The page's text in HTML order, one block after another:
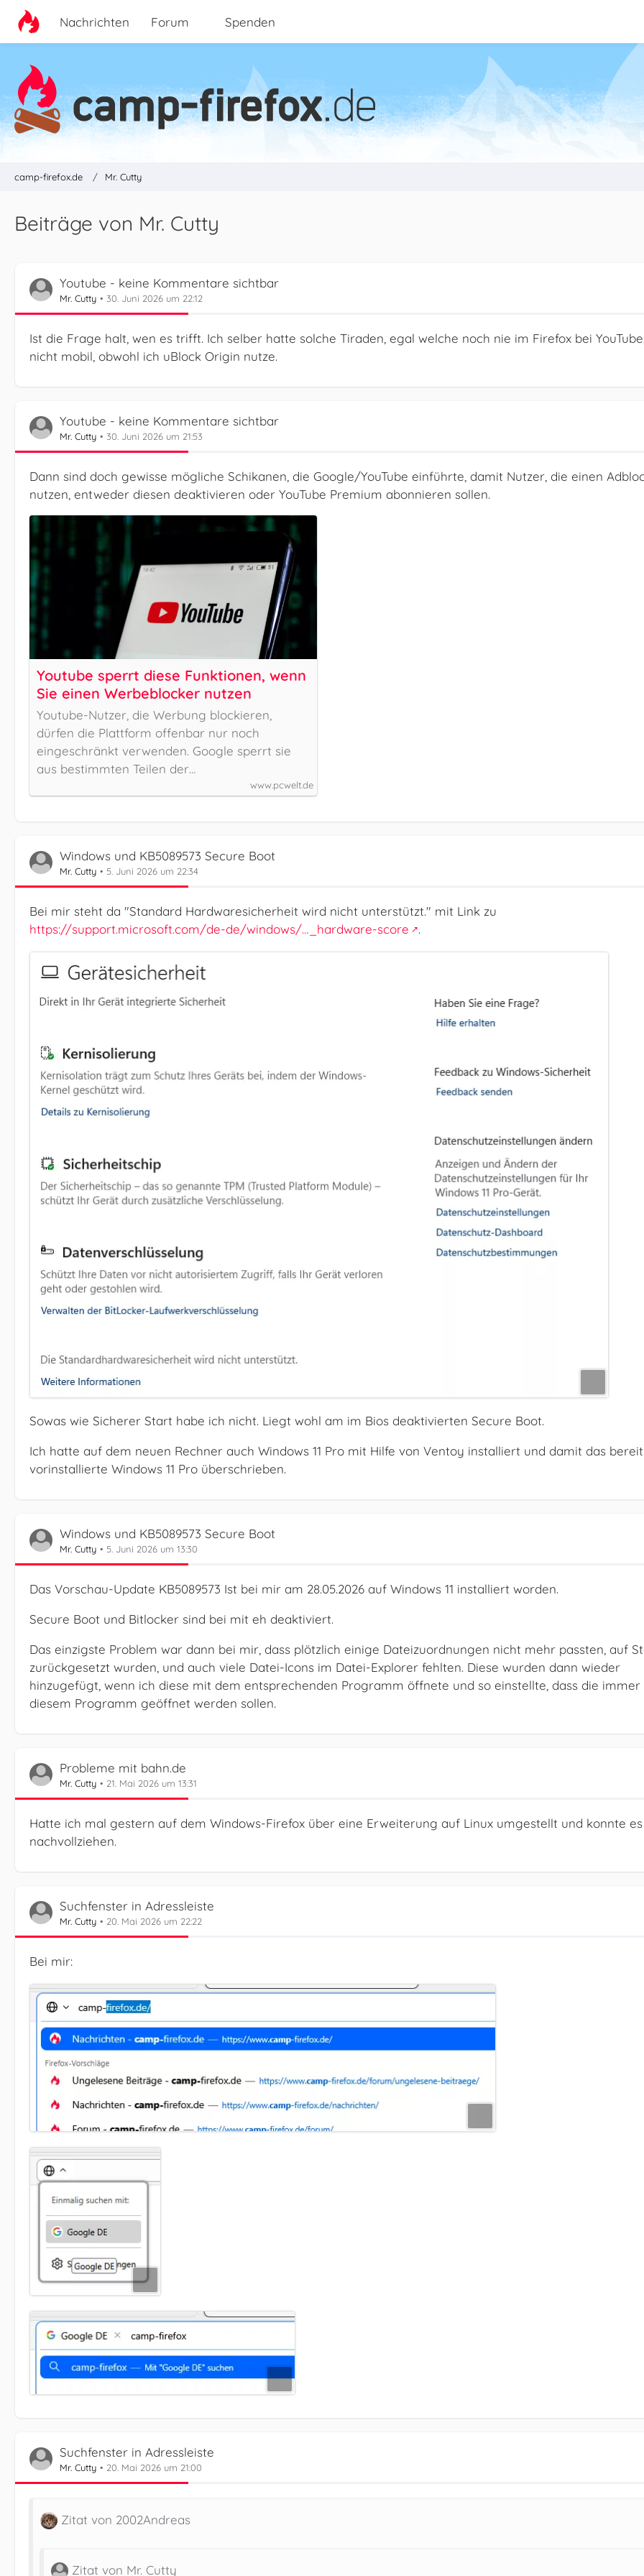
Nachrichten Forum Spenden
camp-firefox.de Mr. Cutty
Beiträge von Mr. Cutty
Youtube - keine Kommentare sichtbar
Mr. Cutty 30. Juni 2026 um 22:12
Ist die Frage halt, wen es trifft. Ich selber hatte solche Tiraden, egal welche noch nie im Firefox bei
nicht mobil, obwohl ich uBlock Origin nutze.
Youtube - keine Kommentare sichtbar
Mr. Cutty 30. Juni 2026 um 21:53
Dann sind doch gewisse mögliche Schikanen, die Google/YouTube einführte, damit Nutzer, die einen
nutzen, entweder diesen deaktivieren oder YouTube Premium abonnieren sollen.
Youtube sperrt diese Funktionen, wenn
Sie einen Werbeblocker nutzen
Youtube-Nutzer, die Werbung blockieren,
dürfen die Plattform offenbar nur noch
eingeschränkt verwenden. Google sperrt sie
aus bestimmten Teilen der…
www.pcwelt.de
Windows und KB5089573 Secure Boot
Mr. Cutty 5. Juni 2026 um 22:34
Bei mir steht da "Standard Hardwaresicherheit wird nicht unterstützt." mit Link zu
https://support.microsoft.com/de-de/windows/…_hardware-score
.
Sowas wie Sicherer Start habe ich nicht. Liegt wohl am im Bios deaktivierten Secure Boot.
Ich hatte auf dem neuen Rechner auch Windows 11 Pro mit Hilfe von Ventoy installiert und damit das
vorinstallierte Windows 11 Pro überschrieben.
Windows und KB5089573 Secure Boot
Mr. Cutty 5. Juni 2026 um 13:30
Das Vorschau-Update KB5089573 Ist bei mir am 28.05.2026 auf Windows 11 installiert worden.
Secure Boot und Bitlocker sind bei mit eh deaktiviert.
Das einzigste Problem war dann bei mir, dass plötzlich einige Dateizuordnungen nicht mehr passten, auf
zurückgesetzt wurden, und auch viele Datei-Icons im Datei-Explorer fehlten. Diese wurden dann wieder
hinzugefügt, wenn ich diese mit dem entsprechenden Programm öffnete und so einstellte, dass die
diesem Programm geöffnet werden sollen.
Probleme mit bahn.de
Mr. Cutty 21. Mai 2026 um 13:31
Hatte ich mal gestern auf dem Windows-Firefox über eine Erweiterung auf Linux umgestellt und konnte es
nachvollziehen.
Suchfenster in Adressleiste
Mr. Cutty 20. Mai 2026 um 22:22
Bei mir:
Suchfenster in Adressleiste
Mr. Cutty 20. Mai 2026 um 21:00
Zitat von 2002Andreas
Zitat von Mr. Cutty